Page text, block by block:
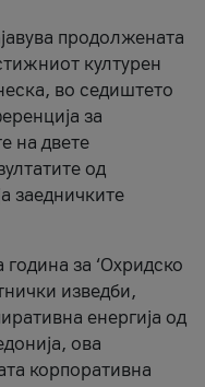
продолжената
културен
во седиштето
за
на двете
од
заедничките
за ‘Охридско
изведби,
енергија од
ова
корпоративна